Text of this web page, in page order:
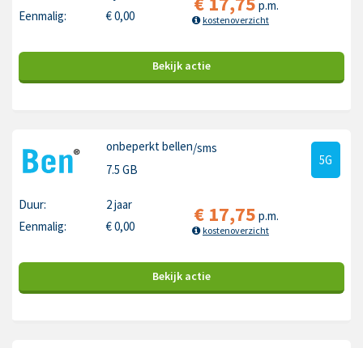
Eenmalig:
€0,00
p.m.
kostenoverzicht
Bekijk actie
onbeperkt bellen/sms
7.5 GB
5G
Duur:
2 jaar
Eenmalig:
€0,00 € 17,75 p.m.
kostenoverzicht
Bekijk actie